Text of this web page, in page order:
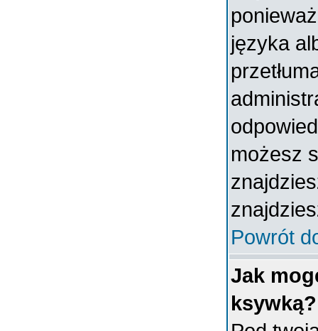
języka
możesz
Powrót
Jak
ksywką?